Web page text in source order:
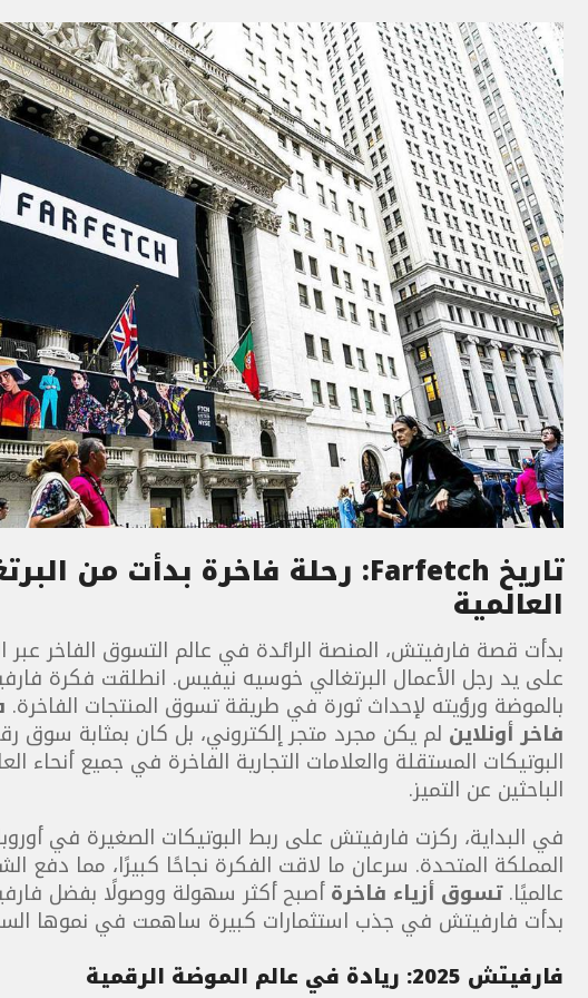
تاريخ Farfetch: رحلة فاخرة بدأت من
العالمية
على يد رجل الأعمال البرتغالي خوسيه نيفيس. انطلقت فكرة
بالموضة ورؤيته لإحداث ثورة في طريقة تسوق المنتجات الفاخرة.
فاخر أونلاين لم يكن مجرد متجر إلكتروني، بل كان بمثابة سوق
البوتيكات المستقلة والعلامات التجارية الفاخرة في جميع أنحاء
الباحثين عن التميز.
في البداية، ركزت فارفيتش على ربط البوتيكات الصغيرة في
المملكة المتحدة. سرعان ما لاقت الفكرة نجاحًا كبيرًا، مما دفع
عالميًا.تسوق أزياء فاخرة
بدأت فارفيتش في جذب استثمارات كبيرة ساهمت في نموها
فارفيتش 2025: ريادة في عالم الموضة الرقمية